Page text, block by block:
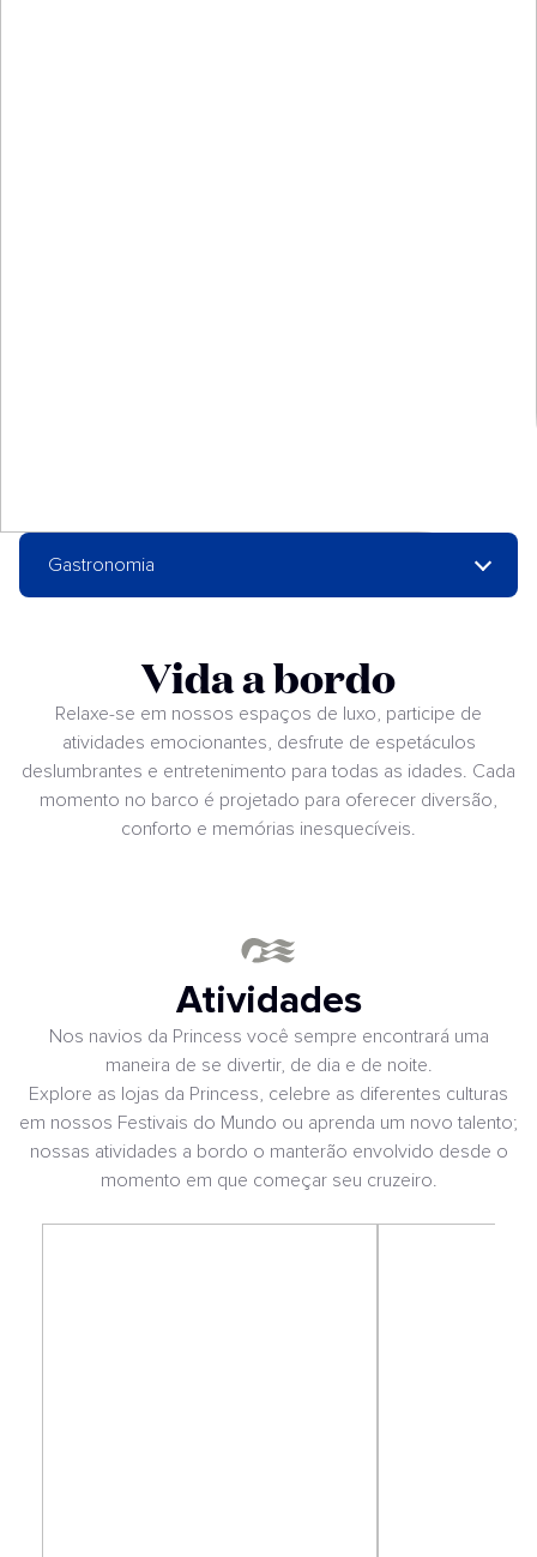
Gastronomia
Vida a bordo
Relaxe-se em nossos espaços de luxo, participe de
atividades emocionantes, desfrute de espetáculos
deslumbrantes e entretenimento para todas as idades. Cada
momento no barco é projetado para oferecer diversão,
conforto e memórias inesquecíveis.
Atividades
Nos navios da Princess você sempre encontrará uma
maneira de se divertir, de dia e de noite.
Explore as lojas da Princess, celebre as diferentes culturas
em nossos Festivais do Mundo ou aprenda um novo talento;
nossas atividades a bordo o manterão envolvido desde o
momento em que começar seu cruzeiro.